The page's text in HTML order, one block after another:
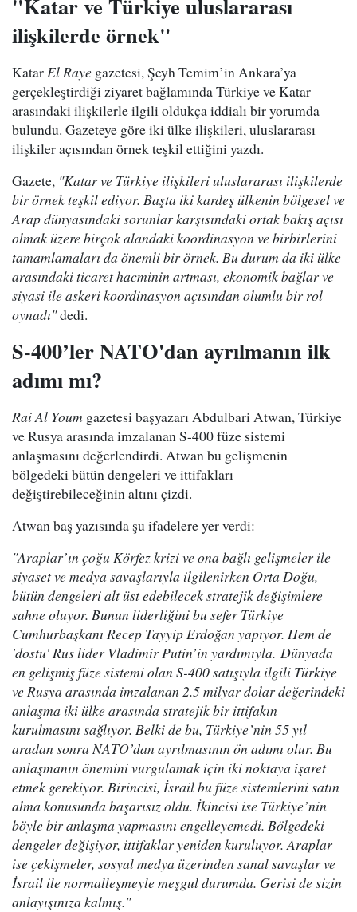
ilişkilerde örnek"
KatarEl Raye gazetesi, Şeyh Temim’in Ankara’ya
gerçekleştirdiği ziyaret bağlamında Türkiye ve Katar
arasındaki ilişkilerle ilgili oldukça iddialı bir yorumda
bulundu. Gazeteye göre iki ülke ilişkileri, uluslararası
ilişkiler açısından örnek teşkil ettiğini yazdı.
Gazete, "Katar ve Türkiye ilişkileri uluslararası ilişkilerde
bir örnek teşkil ediyor. Başta iki kardeş ülkenin bölgesel ve
Arap dünyasındaki sorunlar karşısındaki ortak bakış açısı
olmak üzere birçok alandaki koordinasyon ve birbirlerini
tamamlamaları da önemli bir örnek. Bu durum da iki ülke
arasındaki ticaret hacminin artması, ekonomik bağlar ve
siyasi ile askeri koordinasyon açısından olumlu bir rol
oynadı"dedi.
S-400’ler NATO'dan ayrılmanın ilk
adımı mı?
Rai Al Youm gazetesi başyazarı Abdulbari Atwan, Türkiye
ve Rusya arasında imzalanan S-400 füze sistemi
anlaşmasını değerlendirdi. Atwan bu gelişmenin
bölgedeki bütün dengeleri ve ittifakları
değiştirebileceğinin altını çizdi.
Atwan baş yazısında şu ifadelere yer verdi:
"Araplar’ın çoğu Körfez krizi ve ona bağlı gelişmeler ile
siyaset ve medya savaşlarıyla ilgilenirken Orta Doğu,
bütün dengeleri alt üst edebilecek stratejik değişimlere
sahne oluyor. Bunun liderliğini bu sefer Türkiye
Cumhurbaşkanı Recep Tayyip Erdoğan yapıyor. Hem de
'dostu' Rus lider Vladimir Putin’in yardımıyla. Dünyada
en gelişmiş füze sistemi olan S-400 satışıyla ilgili Türkiye
ve Rusya arasında imzalanan 2.5 milyar dolar değerindeki
anlaşma iki ülke arasında stratejik bir ittifakın
kurulmasını sağlıyor. Belki de bu, Türkiye’nin 55 yıl
aradan sonra NATO’dan ayrılmasının ön adımı olur. Bu
anlaşmanın önemini vurgulamak için iki noktaya işaret
etmek gerekiyor. Birincisi, İsrail bu füze sistemlerini satın
alma konusunda başarısız oldu. İkincisi ise Türkiye’nin
böyle bir anlaşma yapmasını engelleyemedi. Bölgedeki
dengeler değişiyor, ittifaklar yeniden kuruluyor. Araplar
ise çekişmeler, sosyal medya üzerinden sanal savaşlar ve
İsrail ile normalleşmeyle meşgul durumda. Gerisi de sizin
anlayışınıza kalmış."